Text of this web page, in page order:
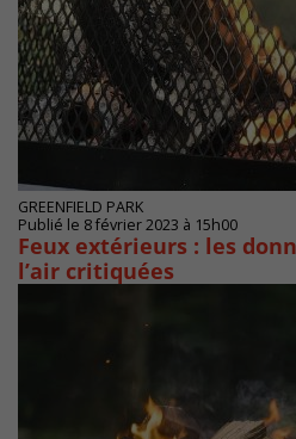
GREENFIELD PARK
Publié le 8 février 2023 à 15h00
Feux extérieurs : les
l’air critiquées